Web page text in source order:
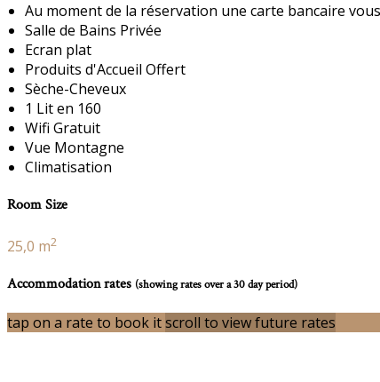
Au moment de la réservation une carte bancaire
Salle de Bains Privée
Ecran plat
Produits d'Accueil Offert
Sèche-Cheveux
1 Lit en 160
Wifi Gratuit
Vue Montagne
Climatisation
Room Size
25,0 m2
Accommodation rates (showing rates over a 30 day period)
tap on a rate to book itscroll to view future rates